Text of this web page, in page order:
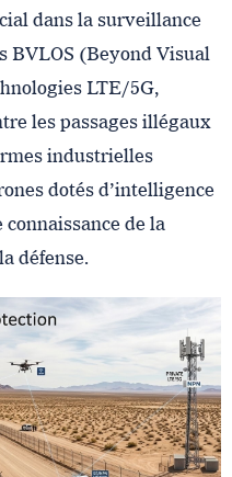
dans la surveillance
BVLOS (Beyond Visual
LTE/5G,
les passages illégaux
industrielles
dotés d’intelligence
de la
défense.